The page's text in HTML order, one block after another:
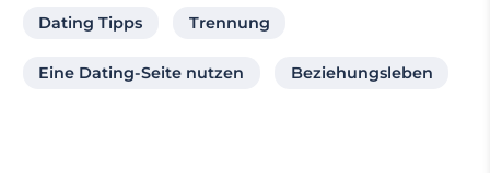
Dating Tipps Trennung
Eine Dating-Seite nutzen Beziehungsleben